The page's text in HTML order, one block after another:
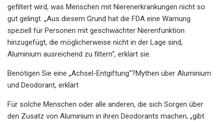
gefiltert wird, was Menschen mit Nierenerkrankungen nicht so
gut gelingt. „Aus diesem Grund hat die FDA eine Warnung
speziell für Personen mit geschwächter Nierenfunktion
hinzugefügt, die möglicherweise nicht in der Lage sind,
Aluminium ausreichend zu filtern“, erklärt sie.
Benötigen Sie eine „Achsel-Entgiftung“?Mythen über Aluminium
und Deodorant, erklärt
Für solche Menschen oder alle anderen, die sich Sorgen über
den Zusatz von Aluminium in ihren Deodorants machen, „gibt